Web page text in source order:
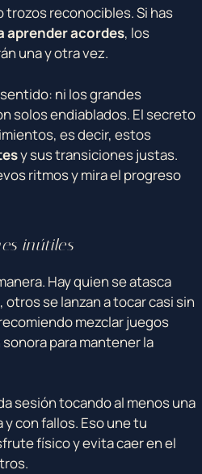
reconocibles. Si has
aprender acordes, los
una y otra vez.
ni los grandes
solos endiablados. El secreto
es decir, estos
y sus transiciones justas.
ritmos y mira el progreso
inútiles
Hay quien se atasca
se lanzan a tocar casi sin
mezclar juegos
para mantener la
sesión tocando al menos una
con fallos. Eso une tu
físico y evita caer en el